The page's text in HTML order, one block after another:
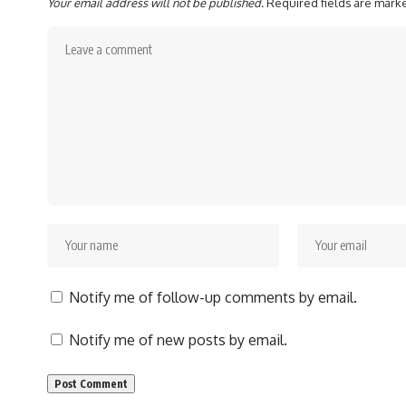
Notify me of follow-up comments by email.
Notify me of new posts by email.